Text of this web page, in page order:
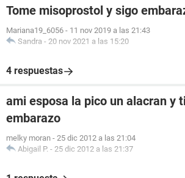
Tome misoprostol y sigo
Mariana19_6056 - 11 nov 2019 a las 21:43
Sandra - 20 nov 2021 a las 15:20
4 respuestas
ami esposa la pico un alacran y
embarazo
melky moran - 25 dic 2012 a las 21:04
Abigail P. - 25 dic 2012 a las 21:37